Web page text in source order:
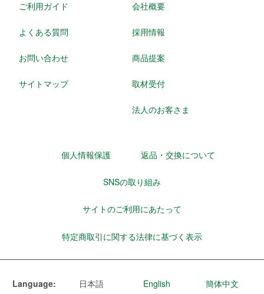
ご利用ガイド
よくある質問
お問い合わせ
サイトマップ
会社概要
採用情報
商品提案
取材受付
法人のお客さま
個人情報保護 返品・交換について
SNSの取り組み
サイトのご利用にあたって
特定商取引に関する法律に基づく表示
Language: 日本語 English 簡体中文